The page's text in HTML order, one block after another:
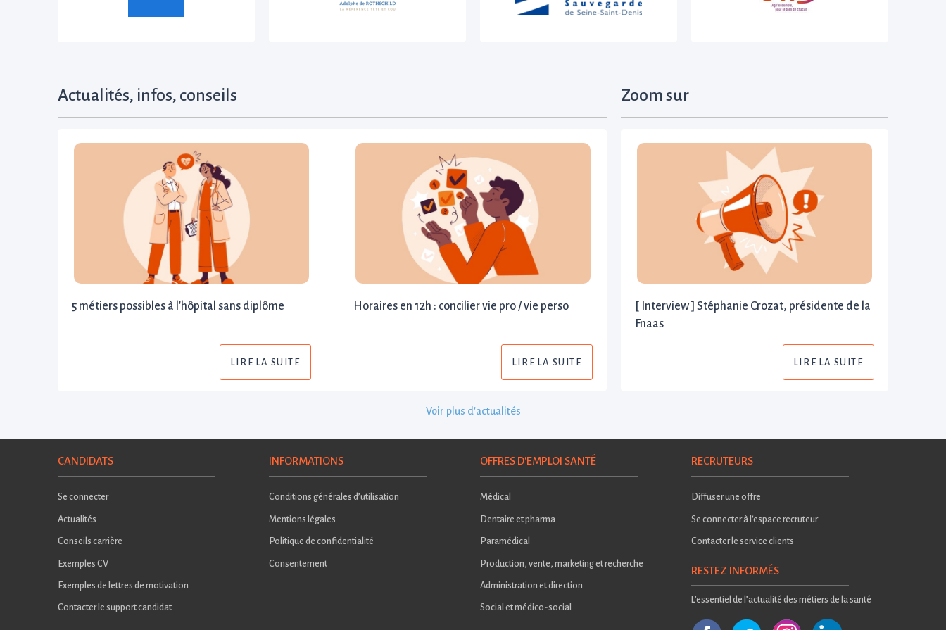
Actualités, infos, conseils
5 métiers possibles à l'hôpital sans diplôme
LIRE LA SUITE
Horaires en 12h : concilier vie pro / vie perso
LIRE LA SUITE
Zoom sur
[ Interview ] Stéphanie Crozat, présidente de la
Fnaas
LIRE LA SUITE
Voir plus d'actualités
CANDIDATS
Se connecter
Actualités
Conseils carrière
Exemples CV
Exemples de lettres de motivation
Contacter le support candidat
INFORMATIONS
Conditions générales d’utilisation
Mentions légales
Politique de confidentialité
Consentement
OFFRES D'EMPLOI SANTÉ
Médical
Dentaire et pharma
Paramédical
Production, vente, marketing et recherche
Administration et direction
Social et médico-social
RECRUTEURS
Diffuser une offre
Se connecter à l'espace recruteur
Contacter le service clients
RESTEZ INFORMÉS
L’essentiel de l’actualité des métiers de la santé